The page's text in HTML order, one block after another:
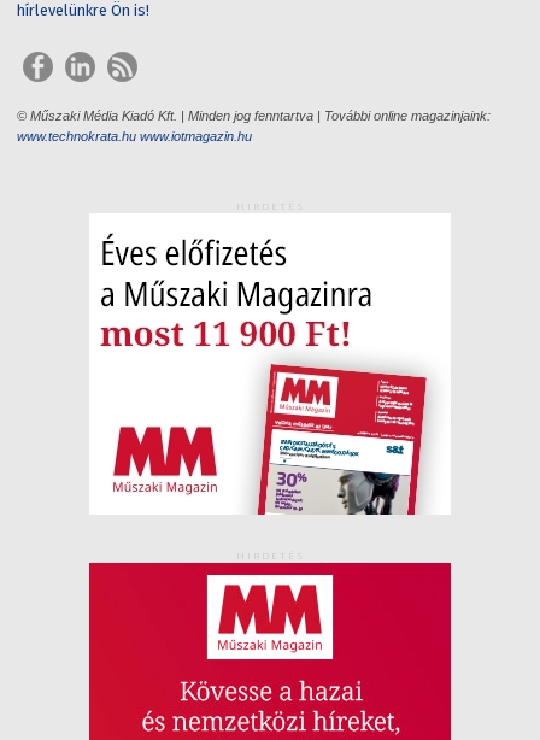
hírlevelünkre Ön is!
© Műszaki Média Kiadó Kft. | Minden jog fenntartva | További online magazinjaink:
www.technokrata.hu www.iotmagazin.hu
HIRDETÉS
HIRDETÉS